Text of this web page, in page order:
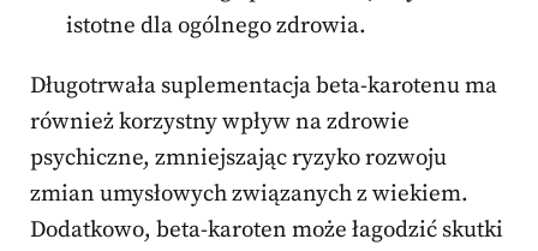
istotne dla ogólnego zdrowia.
Długotrwała suplementacja beta-karotenu ma
również korzystny wpływ na zdrowie
psychiczne, zmniejszając ryzyko rozwoju
zmian umysłowych związanych z wiekiem.
Dodatkowo, beta-karoten może łagodzić skutki